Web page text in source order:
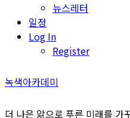
뉴스레터
일정
Log In
Register
녹색아카데미
더 나은 앎으로 푸른 미래를 가